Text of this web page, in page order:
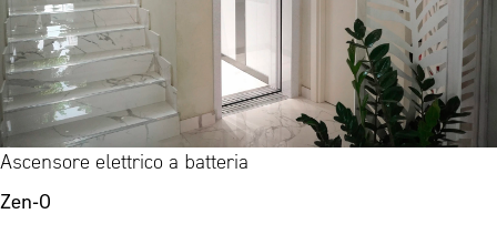
Ascensore elettrico a batteria
Zen-0